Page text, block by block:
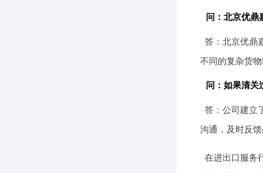
问：北京优鼎
答：北京优鼎
不同的复杂货
问：如果清关
答：公司建立
沟通，及时反
在进出口服务